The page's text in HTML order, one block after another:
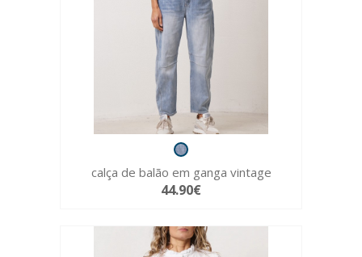
calça de balão em ganga vintage
44.90€